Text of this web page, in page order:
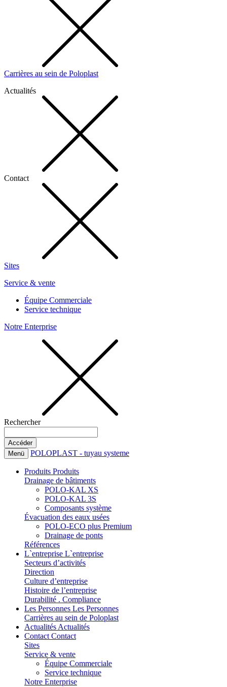
Carrières au sein de Poloplast
Actualités
Contact
Sites
Service & vente
Équipe Commerciale
Service technique
Notre Enterprise
Rechercher
Menü POLOPLAST - tuyau systeme
Produits Produits
Drainage de bâtiments
POLO-KAL XS
POLO-KAL 3S
Composants système
Évacuation des eaux usées
POLO-ECO plus Premium
Drainage de ponts
Références
L`entreprise L`entreprise
Secteurs d’activités
Direction
Culture d’entreprise
Histoire de l’entreprise
Durabilité . Compliance
Les Personnes Les Personnes
Carrières au sein de Poloplast
Actualités Actualités
Contact Contact
Sites
Service & vente
Équipe Commerciale
Service technique
Notre Enterprise